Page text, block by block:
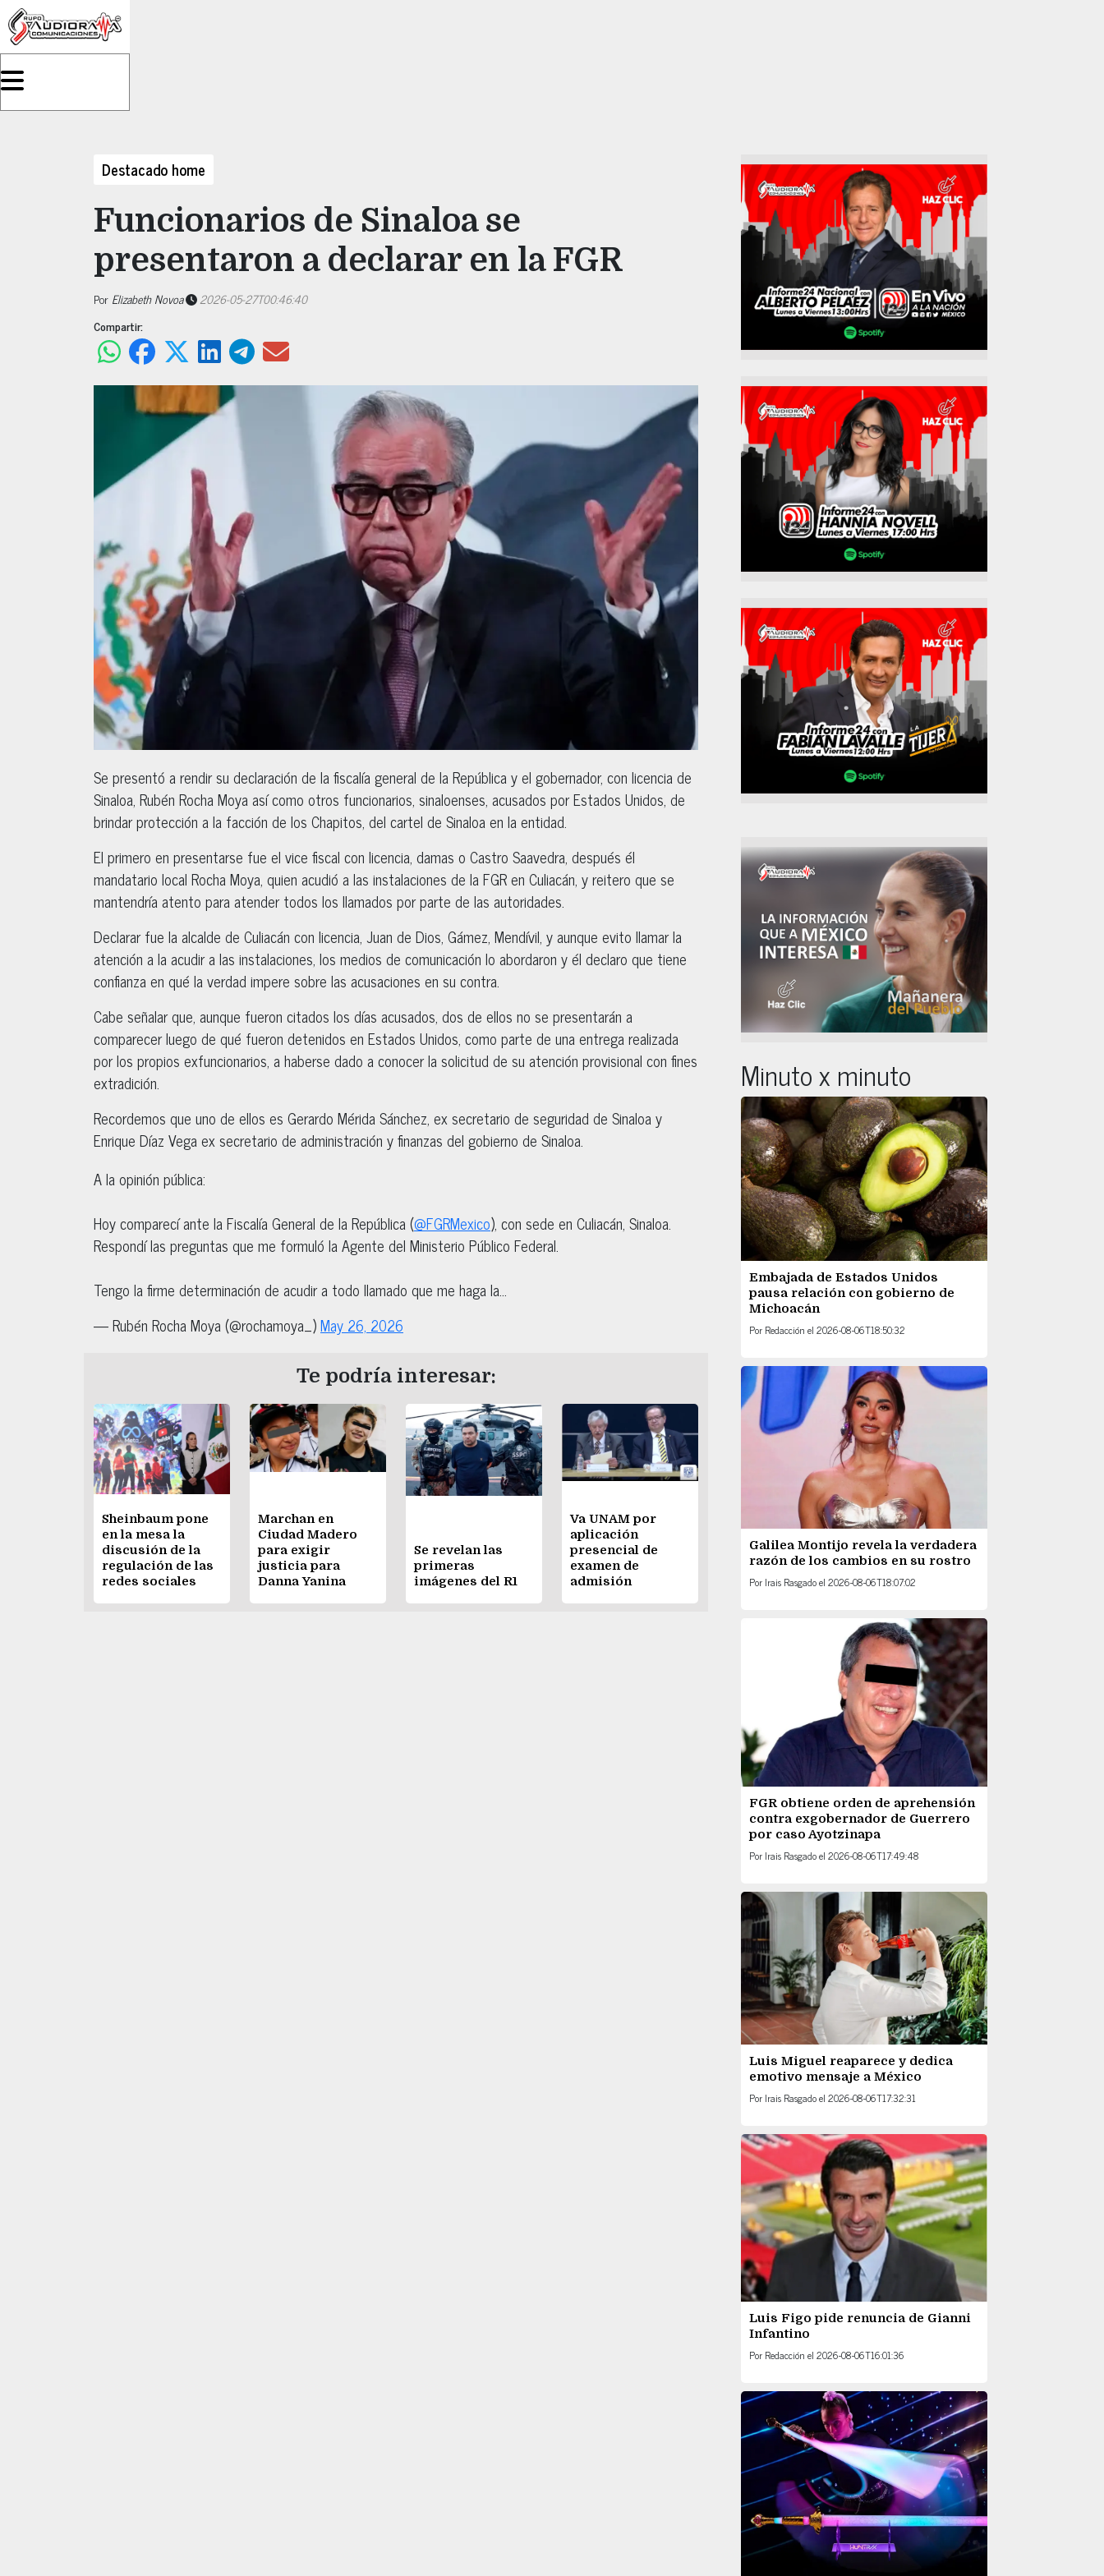
Destacado home
Funcionarios de Sinaloa se
presentaron a declarar en la FGR
Por Elizabeth Novoa
2026-05-27T00:46:40
Compartir:
Se presentó a rendir su declaración de la fiscalía general de la República y el gobernador, con licencia de
Sinaloa, Rubén Rocha Moya así como otros funcionarios, sinaloenses, acusados por Estados Unidos, de
brindar protección a la facción de los Chapitos, del cartel de Sinaloa en la entidad.
El primero en presentarse fue el vice fiscal con licencia, damas o Castro Saavedra, después él
mandatario local Rocha Moya, quien acudió a las instalaciones de la FGR en Culiacán, y reitero que se
mantendría atento para atender todos los llamados por parte de las autoridades.
Declarar fue la alcalde de Culiacán con licencia, Juan de Dios, Gámez, Mendívil, y aunque evito llamar la
atención a la acudir a las instalaciones, los medios de comunicación lo abordaron y él declaro que tiene
confianza en qué la verdad impere sobre las acusaciones en su contra.
Cabe señalar que, aunque fueron citados los días acusados, dos de ellos no se presentarán a
comparecer luego de qué fueron detenidos en Estados Unidos, como parte de una entrega realizada
por los propios exfuncionarios, a haberse dado a conocer la solicitud de su atención provisional con fines
extradición.
Recordemos que uno de ellos es Gerardo Mérida Sánchez, ex secretario de seguridad de Sinaloa y
Enrique Díaz Vega ex secretario de administración y finanzas del gobierno de Sinaloa.
A la opinión pública:
Hoy comparecí ante la Fiscalía General de la República (@FGRMexico), con sede en Culiacán, Sinaloa.
Respondí las preguntas que me formuló la Agente del Ministerio Público Federal.
Tengo la firme determinación de acudir a todo llamado que me haga la…
— Rubén Rocha Moya (@rochamoya_)May 26, 2026
Te podría interesar:
Sheinbaum pone
en la mesa la
discusión de la
regulación de las
redes sociales
Marchan en
Ciudad Madero
para exigir
justicia para
Danna Yanina
Se revelan las
primeras
imágenes del R1
Va UNAM por
aplicación
presencial de
examen de
admisión
Minuto x minuto
Embajada de Estados Unidos
pausa relación con gobierno de
Michoacán
Por Redacción el 2026-08-06T18:50:32
Galilea Montijo revela la verdadera
razón de los cambios en su rostro
Por Irais Rasgadoel 2026-08-06T18:07:02
FGR obtiene orden de aprehensión
contra exgobernador de Guerrero
por caso Ayotzinapa
Por Irais Rasgadoel 2026-08-06T17:49:48
Luis Miguel reaparece y dedica
emotivo mensaje a México
Por Irais Rasgadoel 2026-08-06T17:32:31
Luis Figo pide renuncia de Gianni
Infantino
Por Redacción el 2026-08-06T16:01:36